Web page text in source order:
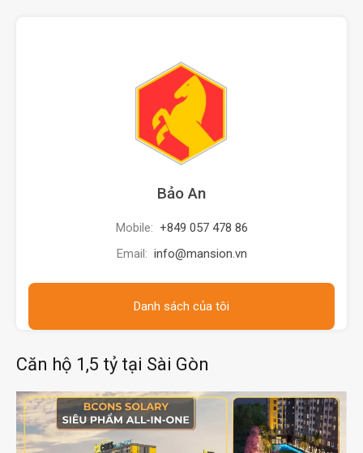
Bảo An
Mobile: +849 057 478 86
Email: info@mansion.vn
Danh sách của tôi
Căn hộ 1,5 tỷ tại Sài Gòn